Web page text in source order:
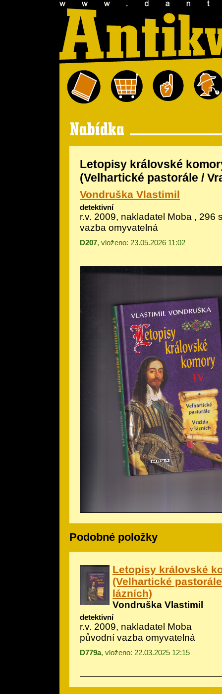
Letopisy královské
(Velhartické pastorále /
Vondruška Vlastimil
detektivní
r.v. 2009, nakladatel Moba , 296
vazba omyvatelná
D207, vloženo: 23.05.2026 11:02
Podobné položky
Letopisy královské
(Velhartické
lázních)
Vondruška Vlastimil
detektivní
r.v. 2009, nakladatel Moba
původní vazba omyvatelná
D779a, vloženo: 22.03.2025 12:15